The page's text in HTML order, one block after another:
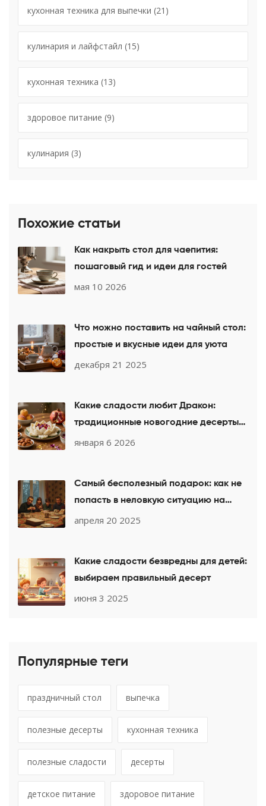
кухонная техника для выпечки (21)
кулинария и лайфстайл (15)
кухонная техника (13)
здоровое питание (9)
кулинария (3)
Похожие статьи
Как накрыть стол для чаепития:
пошаговый гид и идеи для гостей
мая 10 2026
Что можно поставить на чайный стол:
простые и вкусные идеи для уюта
декабря 21 2025
Какие сладости любит Дракон:
традиционные новогодние десерты
2025 года
января 6 2026
Самый бесполезный подарок: как не
попасть в неловкую ситуацию на
выходных с гостями
апреля 20 2025
Какие сладости безвредны для детей:
выбираем правильный десерт
июня 3 2025
Популярные теги
праздничный стол выпечка
полезные десерты кухонная техника
полезные сладости десерты
детское питание здоровое питание